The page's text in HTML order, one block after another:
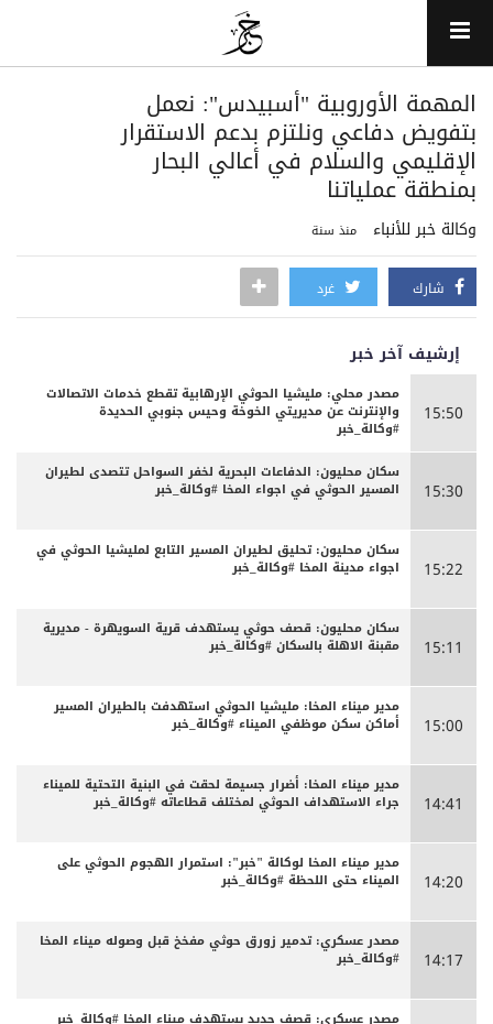
المهمة الأوروبية "أسبيدس": نعمل
بتفويض دفاعي ونلتزم بدعم الاستقرار
الإقليمي والسلام في أعالي البحار
بمنطقة عملياتنا
وكالة خبر للأنباء منذ سنة
شارك غرد
إرشيف آخر خبر
15:50
مصدر محلي: مليشيا الحوثي الإرهابية تقطع خدمات الاتصالات
والإنترنت عن مديريتي الخوخة وحيس جنوبي الحديدة
#وكالة_خبر
15:30
سكان محليون: الدفاعات البحرية لخفر السواحل تتصدى لطيران
المسير الحوثي في اجواء المخا #وكالة_خبر
15:22
سكان محليون: تحليق لطيران المسير التابع لمليشيا الحوثي في
اجواء مدينة المخا #وكالة_خبر
15:11
سكان محليون: قصف حوثي يستهدف قرية السويهرة - مديرية
مقبنة الاهلة بالسكان #وكالة_خبر
15:00
مدير ميناء المخا: مليشيا الحوثي استهدفت بالطيران المسير
أماكن سكن موظفي الميناء #وكالة_خبر
14:41
مدير ميناء المخا: أضرار جسيمة لحقت في البنية التحتية للميناء
جراء الاستهداف الحوثي لمختلف قطاعاته #وكالة_خبر
14:20
مدير ميناء المخا لوكالة "خبر": استمرار الهجوم الحوثي على
الميناء حتى اللحظة #وكالة_خبر
14:17
مصدر عسكري: تدمير زورق حوثي مفخخ قبل وصوله ميناء المخا
#وكالة_خبر
مصدر عسكري: قصف جديد يستهدف ميناء المخا #وكالة_خبر